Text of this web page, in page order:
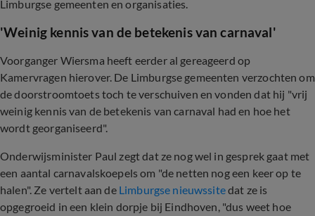
Limburgse gemeenten en organisaties.
'Weinig kennis van de betekenis van carnaval'
Voorganger Wiersma heeft eerder al gereageerd op
Kamervragen hierover. De Limburgse gemeenten verzochten om
de doorstroomtoets toch te verschuiven en vonden dat hij "vrij
weinig kennis van de betekenis van carnaval had en hoe het
wordt georganiseerd".
Onderwijsminister Paul zegt dat ze nog wel in gesprek gaat met
een aantal carnavalskoepels om "de netten nog een keer op te
halen". Ze vertelt aan deLimburgse nieuwssitedat ze is
opgegroeid in een klein dorpje bij Eindhoven, "dus weet hoe